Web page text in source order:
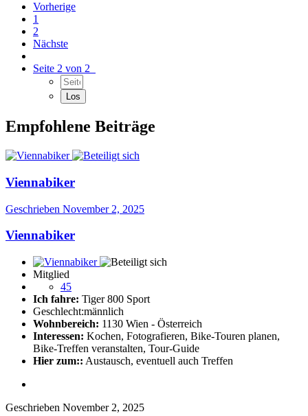
Vorherige
1
2
Nächste
Seite 2 von 2
Empfohlene Beiträge
Viennabiker
Geschrieben November 2, 2025
Viennabiker
Mitglied
45
Ich fahre: Tiger 800 Sport
Geschlecht:männlich
Wohnbereich: 1130 Wien - Österreich
Interessen: Kochen, Fotografieren, Bike-Touren planen,
Bike-Treffen veranstalten, Tour-Guide
Hier zum:: Austausch, eventuell auch Treffen
Geschrieben November 2, 2025